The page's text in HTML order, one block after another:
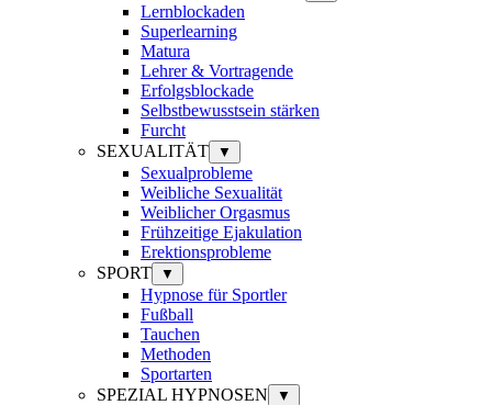
Lernblockaden
Superlearning
Matura
Lehrer & Vortragende
Erfolgsblockade
Selbstbewusstsein stärken
Furcht
SEXUALITÄT
▼
Sexualprobleme
Weibliche Sexualität
Weiblicher Orgasmus
Frühzeitige Ejakulation
Erektionsprobleme
SPORT
▼
Hypnose für Sportler
Fußball
Tauchen
Methoden
Sportarten
SPEZIAL HYPNOSEN
▼